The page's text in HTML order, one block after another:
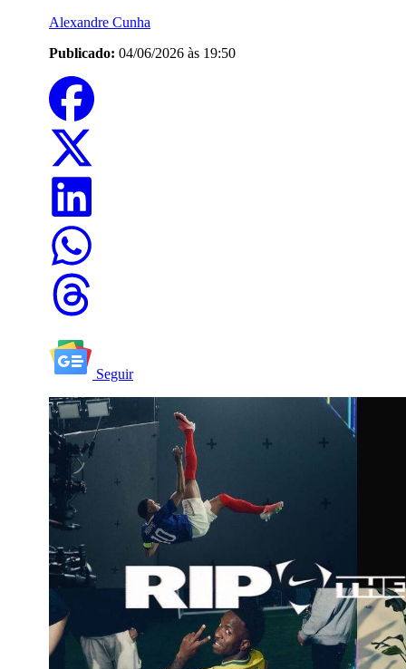
Alexandre Cunha
Publicado: 04/06/2026 às 19:50
Seguir